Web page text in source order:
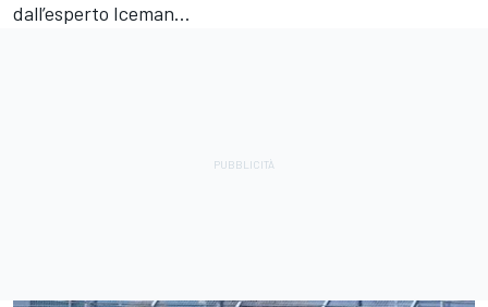
dall’esperto Iceman…